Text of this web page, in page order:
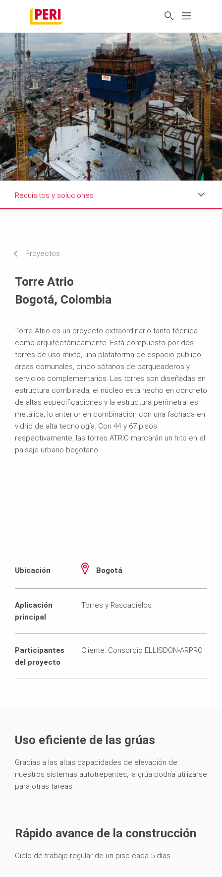
Requisitos y soluciones
Proyectos
Torre Atrio
Bogotá, Colombia
Torre Atrio es un proyecto extraordinario tanto técnica
como arquitectónicamente. Está compuesto por dos
torres de uso mixto, una plataforma de espacio público,
áreas comunales, cinco sótanos de parqueaderos y
servicios complementarios. Las torres son diseñadas en
estructura combinada, el núcleo está hecho en concreto
de altas especificaciones y la estructura perímetral es
metálica, lo anterior en combinación con una fachada en
vidrio de alta tecnología. Con 44 y 67 pisos
respectivamente, las torres ATRIO marcarán un hito en el
paisaje urbano bogotano.
Ubicación Bogotá
Aplicación
principal
Torres y Rascacielos
Participantes
del proyecto
Cliente: Consorcio ELLISDON-ARPRO
Uso eficiente de las grúas
Gracias a las altas capacidades de elevación de
nuestros sistemas autotrepantes, la grúa podría utilizarse
para otras tareas.
Rápido avance de la construcción
Ciclo de trabajo regular de un piso cada 5 días.